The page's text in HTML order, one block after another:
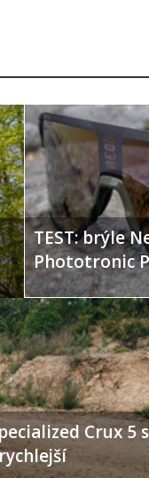
TEST: brýle
Phototronic
Crux 5 s